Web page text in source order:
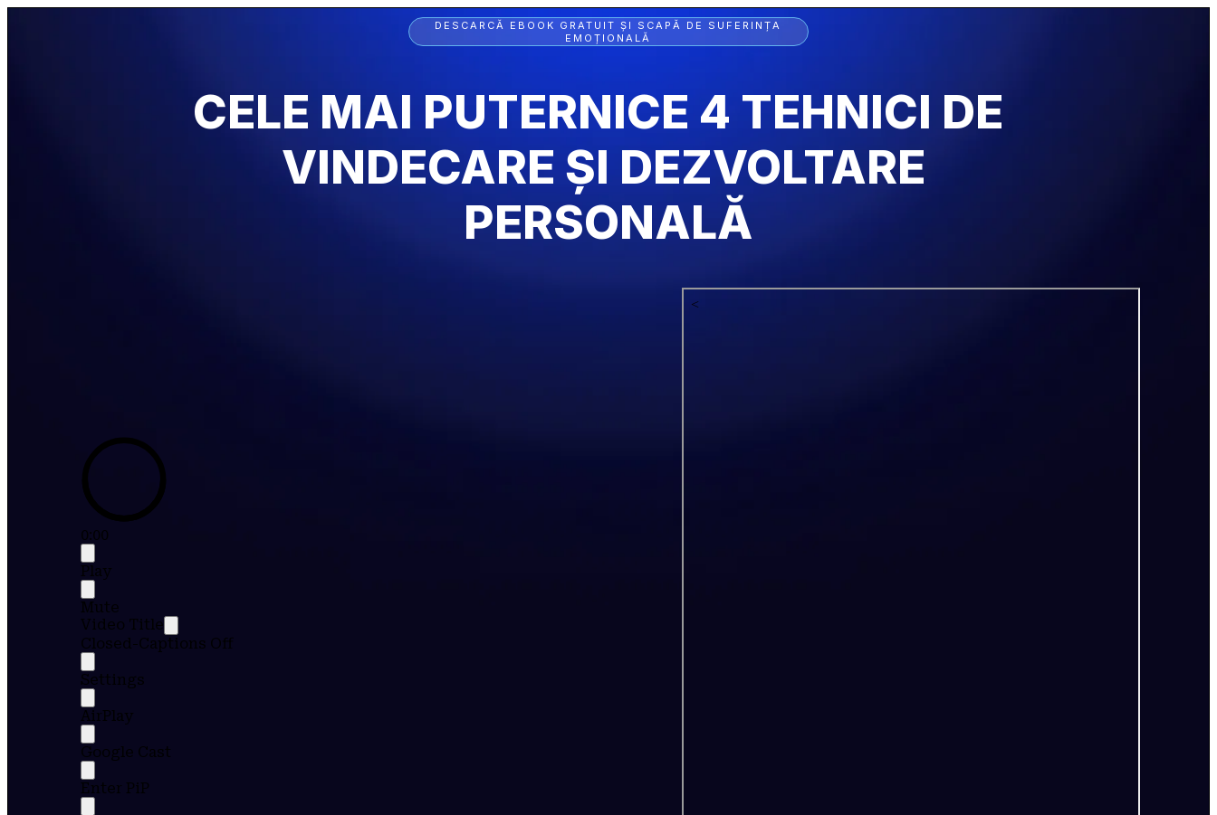
0:00
Play
Mute
Video Title
Closed-Captions Off
Settings
AirPlay
Google Cast
Enter PiP
CELE MAI PUTERNICE 4 TEHNICI DE
VINDECARE ȘI DEZVOLTARE
PERSONALĂ
DESCARCĂ EBOOK GRATUIT ȘI SCAPĂ DE SUFERINȚA
EMOȚIONALĂ